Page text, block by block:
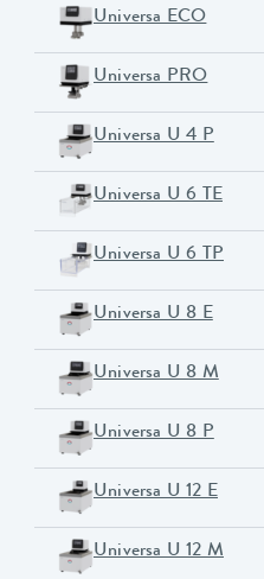
Universa ECO
Universa PRO
Universa U 4 P
Universa U 6 TE
Universa U 6 TP
Universa U 8 E
Universa U 8 M
Universa U 8 P
Universa U 12 E
Universa U 12 M